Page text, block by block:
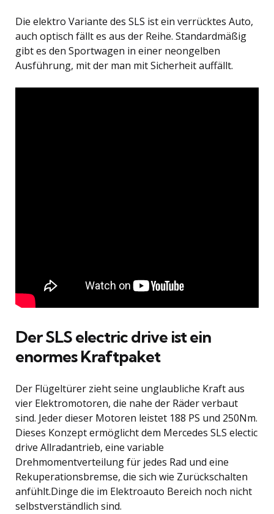
Die elektro Variante des SLS ist ein verrücktes Auto,
auch optisch fällt es aus der Reihe. Standardmäßig
gibt es den Sportwagen in einer neongelben
Ausführung, mit der man mit Sicherheit auffällt.
Der SLS electric drive ist ein
enormes Kraftpaket
Der Flügeltürer zieht seine unglaubliche Kraft aus
vier Elektromotoren, die nahe der Räder verbaut
sind. Jeder dieser Motoren leistet 188 PS und 250Nm.
Dieses Konzept ermöglicht dem Mercedes SLS electic
drive Allradantrieb, eine variable
Drehmomentverteilung für jedes Rad und eine
Rekuperationsbremse, die sich wie Zurückschalten
anfühlt.Dinge die im Elektroauto Bereich noch nicht
selbstverständlich sind.